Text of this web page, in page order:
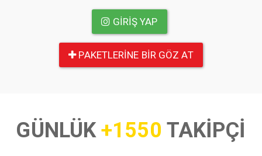
GIRIŞ YAP
PAKETLERINE BIR GÖZ AT
GÜNLÜK+1550 TAKİPÇİ